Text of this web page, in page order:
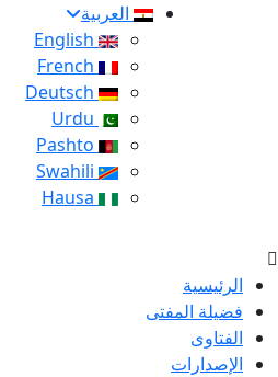
العربية
الرئيسية
فضيلة المفتى
الفتاوى
الإصدارات